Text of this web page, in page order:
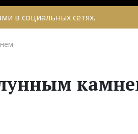
в социальных сетях.